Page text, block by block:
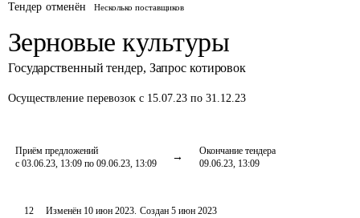
Тендер отменён Несколько поставщиков
Зерновые культуры
Государственный тендер, Запрос котировок
Осуществление перевозок с 15.07.23 по 31.12.23
Приём предложений
с 03.06.23, 13:09 по 09.06.23, 13:09
Окончание тендера
09.06.23, 13:09
12 Изменён 10 июн 2023. Создан 5 июн 2023